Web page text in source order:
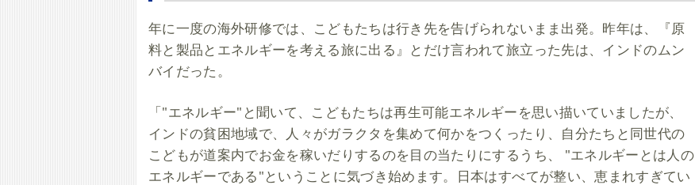
年に一度の海外研修では、こどもたちは行き先を告げられないまま出発。昨年は、『原
料と製品とエネルギーを考える旅に出る』とだけ言われて旅立った先は、インドのムン
バイだった。
「"エネルギー"と聞いて、こどもたちは再生可能エネルギーを思い描いていましたが、
インドの貧困地域で、人々がガラクタを集めて何かをつくったり、自分たちと同世代の
こどもが道案内でお金を稼いだりするのを目の当たりにするうち、 "エネルギーとは人の
エネルギーである"ということに気づき始めます。日本はすべてが整い、恵まれすぎてい